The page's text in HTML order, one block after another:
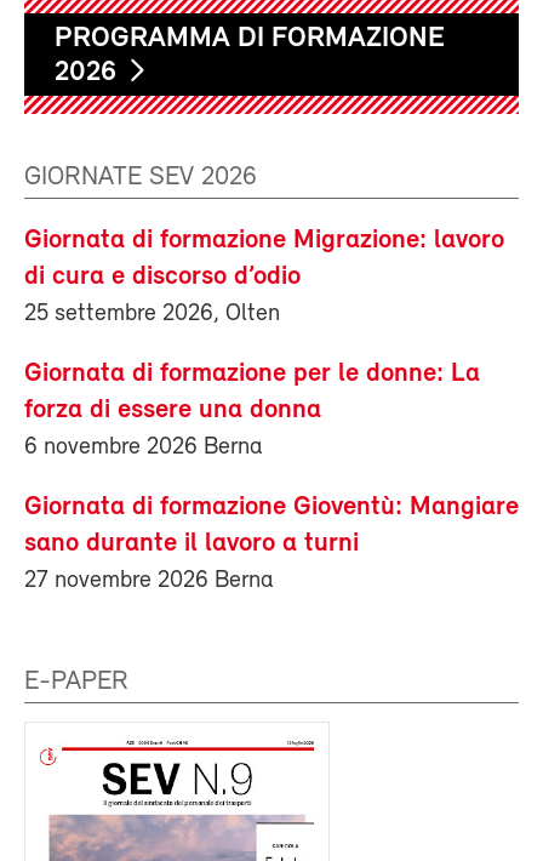
PROGRAMMA DI FORMAZIONE
2026
GIORNATE SEV 2026
Giornata di formazione Migrazione: lavoro
di cura e discorso d’odio
25 settembre 2026, Olten
Giornata di formazione per le donne: La
forza di essere una donna
6 novembre 2026 Berna
Giornata di formazione Gioventù: Mangiare
sano durante il lavoro a turni
27 novembre 2026 Berna
E-PAPER